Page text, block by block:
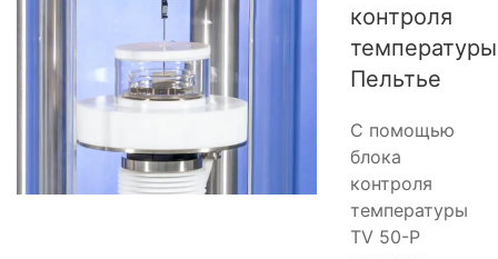
контроля
температуры
Пельтье
С помощью
блока
контроля
температуры
TV 50-P